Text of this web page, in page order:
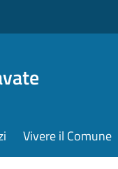
Vivere il Comune